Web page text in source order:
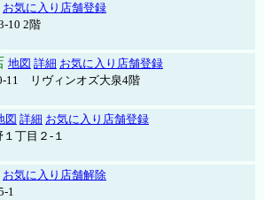
お気に入り店舗登録
10 2階
地図 詳細 お気に入り店舗登録
11 リヴィンオズ大泉4階
図 詳細 お気に入り店舗登録
丁目２-１
お気に入り店舗解除
1